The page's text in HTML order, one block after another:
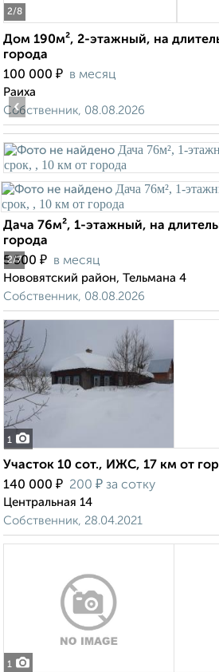
2/8
Дом 190м², 2-этажный, на
города
100 000 ₽ в месяц
Раиха
Собственник, 08.08.2026
2/7
‹
Дача 76м², 1-этажный, на
города
5 500 ₽ в месяц
Нововятский район, Тельмана 4
Собственник, 08.08.2026
1
Участок 10 сот., ИЖС, 17 км от
140 000 ₽ 200 ₽ за сотку
Центральная 14
Собственник, 28.04.2021
1